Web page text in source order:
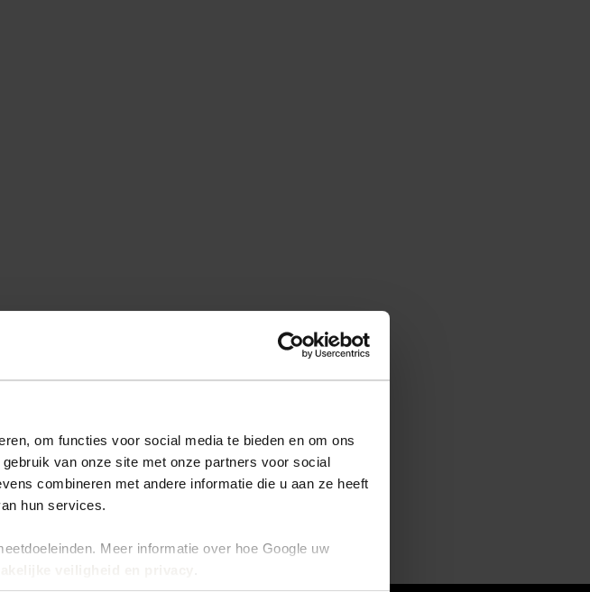
om functies voor social media te bieden en om ons
van onze site met onze partners voor social
combineren met andere informatie die u aan ze heeft
hun services.
Meer informatie over hoe Google uw